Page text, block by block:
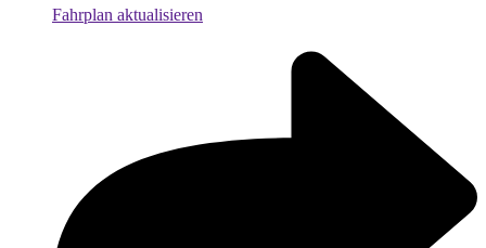
Fahrplan aktualisieren